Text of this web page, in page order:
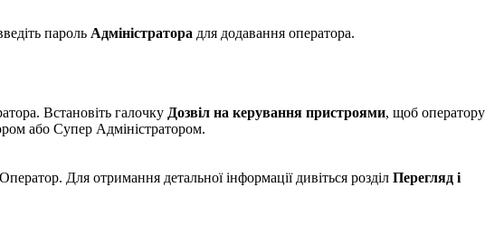
пароль Адміністратора для додавання оператора.
Встановіть галочку Дозвіл на керування пристроями, щоб оператору
або Супер Адміністратором.
Для отримання детальної інформації дивіться розділ Перегляд і